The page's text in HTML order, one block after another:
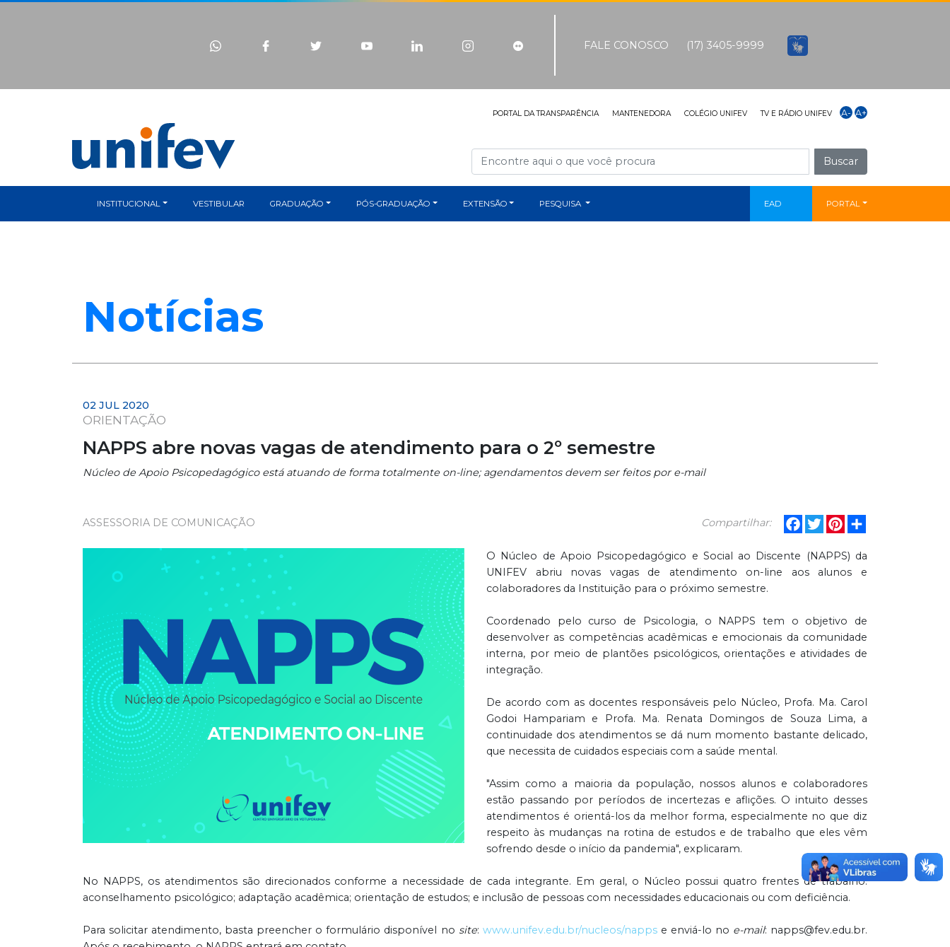
FALE CONOSCO (17) 3405-9999
PORTAL DA TRANSPARÊNCIA MANTENEDORA COLÉGIO UNIFEV TV E RÁDIO UNIFEV A- A+
Buscar
INSTITUCIONAL VESTIBULAR GRADUAÇÃO PÓS-GRADUAÇÃO EXTENSÃO PESQUISA EAD PORTAL
Notícias
02 JUL 2020
ORIENTAÇÃO
NAPPS abre novas vagas de atendimento para o 2º semestre
Núcleo de Apoio Psicopedagógico está atuando de forma totalmente on-line; agendamentos devem ser feitos por e-mail
Compartilhar: Facebook
TwitterPinterest
ASSESSORIA DE COMUNICAÇÃO
O Núcleo de Apoio Psicopedagógico e Social ao Discente (NAPPS) da
UNIFEV abriu novas vagas de atendimento on-line aos alunos e
colaboradores da Instituição para o próximo semestre.
Coordenado pelo curso de Psicologia, o NAPPS tem o objetivo de
desenvolver as competências acadêmicas e emocionais da comunidade
interna, por meio de plantões psicológicos, orientações e atividades de
integração.
De acordo com as docentes responsáveis pelo Núcleo, Profa. Ma. Carol
Godoi Hampariam e Profa. Ma. Renata Domingos de Souza Lima, a
continuidade dos atendimentos se dá num momento bastante delicado,
que necessita de cuidados especiais com a saúde mental.
"Assim como a maioria da população, nossos alunos e colaboradores
estão passando por períodos de incertezas e aflições. O intuito desses
atendimentos é orientá-los da melhor forma, especialmente no que diz
respeito às mudanças na rotina de estudos e de trabalho que eles vêm
sofrendo desde o início da pandemia", explicaram.
No NAPPS, os atendimentos são direcionados conforme a necessidade de cada integrante. Em geral, o Núcleo possui quatro frentes de trabalho:
aconselhamento psicológico; adaptação acadêmica; orientação de estudos; e inclusão de pessoas com necessidades educacionais ou com deficiência.
Para solicitar atendimento, basta preencher o formulário disponível no site: www.unifev.edu.br/nucleos/nappse enviá-lo no e-mail: napps@fev.edu.br.